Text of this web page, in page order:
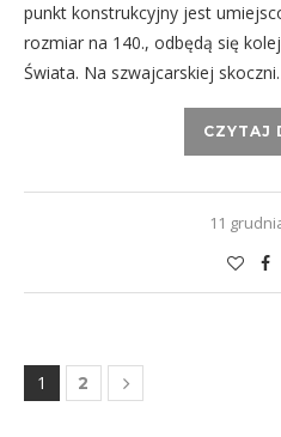
punkt konstrukcyjny jest
rozmiar na 140., odbędą się
Świata. Na szwajcarskiej
CZYTAJ
11
1 2